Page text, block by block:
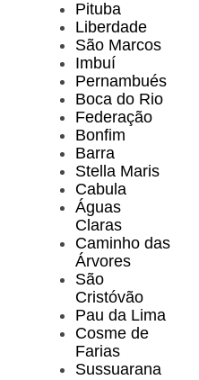
Pituba
Liberdade
São Marcos
Imbuí
Pernambués
Boca do Rio
Federação
Bonfim
Barra
Stella Maris
Cabula
Águas
Claras
Caminho das
Árvores
São
Cristóvão
Pau da Lima
Cosme de
Farias
Sussuarana